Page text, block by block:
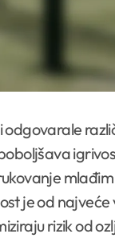
odgovarale
je od najveće
rizik od